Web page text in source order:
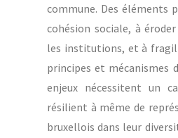
commune. Des éléments
cohésion sociale, à
les institutions, et à
principes et mécanismes
enjeux nécessitent un
résilient à même de
bruxellois dans leur